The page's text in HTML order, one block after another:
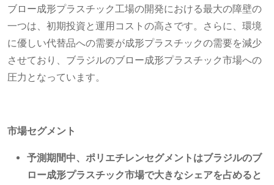
ブロー成形プラスチック工場の開発における最大の障壁の
一つは、初期投資と運用コストの高さです。さらに、環境
に優しい代替品への需要が成形プラスチックの需要を減少
させており、ブラジルのブロー成形プラスチック市場への
圧力となっています。
市場セグメント
予測期間中、ポリエチレンセグメントはブラジルのブ
ロー成形プラスチック市場で大きなシェアを占めると